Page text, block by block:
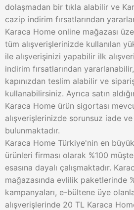
dolaşmadan bir tıkla alabilir ve
cazip indirim fırsatlarından
Karaca Home online mağazası
tüm alışverişlerinizde kullanılan
ile alışverişinizi yapabilir ilk
indirim fırsatlarından
kapınızdan teslim alabilir ve
kullanabilirsiniz. Ayrıca satın
Karaca Home ürün sigortası
alışverişlerinizde sorunsuz iade ve
bulunmaktadır.
Karaca Home Türkiye'nin en
ürünleri firması olarak %100
esasına dayalı çalışmaktadır.
mağazasında evlilik paketlerinde
kampanyaları, e-bültene üye
alışverişlerinde 20 TL Karaca